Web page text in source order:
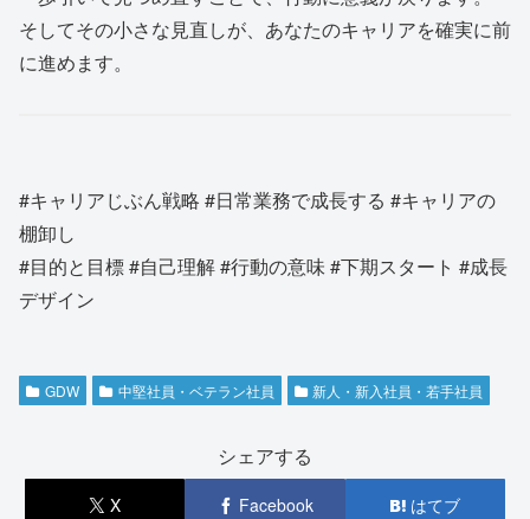
そしてその小さな見直しが、あなたのキャリアを確実に前
に進めます。
#キャリアじぶん戦略 #日常業務で成長する #キャリアの
棚卸し
#目的と目標 #自己理解 #行動の意味 #下期スタート #成長
デザイン
GDW 中堅社員・ベテラン社員 新人・新入社員・若手社員
シェアする
X Facebook はてブ